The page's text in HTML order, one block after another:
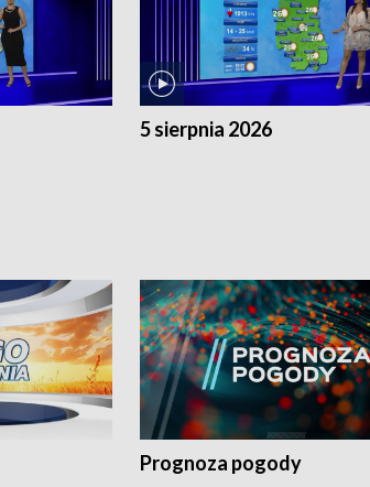
5 sierpnia 2026
Prognoza pogody